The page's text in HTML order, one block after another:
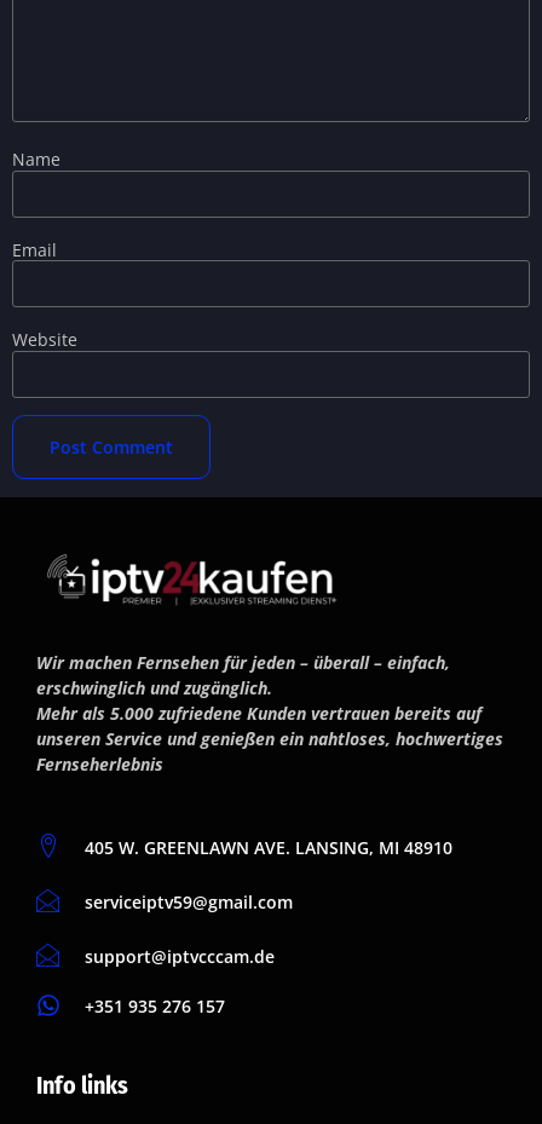
Name
Email
Website
Wir machen Fernsehen für jeden – überall – einfach,
erschwinglich und zugänglich.
Mehr als 5.000 zufriedene Kunden vertrauen bereits auf
unseren Service und genießen ein nahtloses, hochwertiges
Fernseherlebnis
405 W. GREENLAWN AVE. LANSING, MI 48910
serviceiptv59@gmail.com
support@iptvcccam.de
+351 935 276 157
Info links